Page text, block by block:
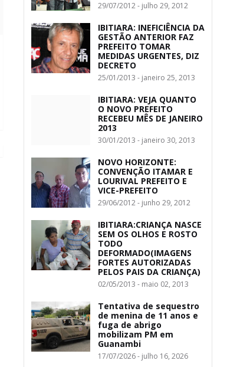
29/07/2012 - julho 29, 2012
IBITIARA: INEFICIÊNCIA DA
GESTÃO ANTERIOR FAZ
PREFEITO TOMAR
MEDIDAS URGENTES, DIZ
DECRETO
25/01/2013 - janeiro 25, 2013
IBITIARA: VEJA QUANTO
O NOVO PREFEITO
RECEBEU MÊS DE JANEIRO
2013
30/01/2013 - janeiro 30, 2013
NOVO HORIZONTE:
CONVENÇÃO ITAMAR E
LOURIVAL PREFEITO E
VICE-PREFEITO
29/06/2012 - junho 29, 2012
IBITIARA:CRIANÇA NASCE
SEM OS OLHOS E ROSTO
TODO
DEFORMADO(IMAGENS
FORTES AUTORIZADAS
PELOS PAIS DA CRIANÇA)
02/05/2013 - maio 02, 2013
Tentativa de sequestro
de menina de 11 anos e
fuga de abrigo
mobilizam PM em
Guanambi
17/07/2026 - julho 16, 2026